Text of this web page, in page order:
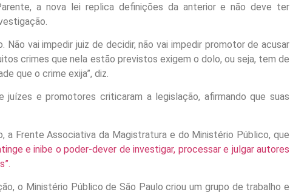
a nova lei replica definições da anterior e não deve ter
Não vai impedir juiz de decidir, não vai impedir promotor de acusar
crimes que nela estão previstos exigem o dolo, ou seja, tem de
que o crime exija”, diz.
juízes e promotores criticaram a legislação, afirmando que suas
a Frente Associativa da Magistratura e do Ministério Público, que
e inibe o poder-dever de investigar, processar e julgar autores
o Ministério Público de São Paulo criou um grupo de trabalho e